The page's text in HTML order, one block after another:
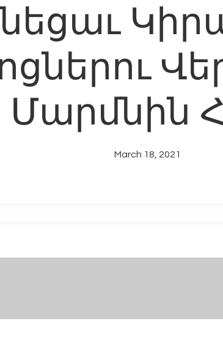
Մարմնին
March 18, 2021